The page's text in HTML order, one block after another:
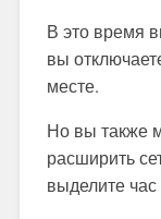
В это время
вы
месте.
Но вы также
расширить
выделите час